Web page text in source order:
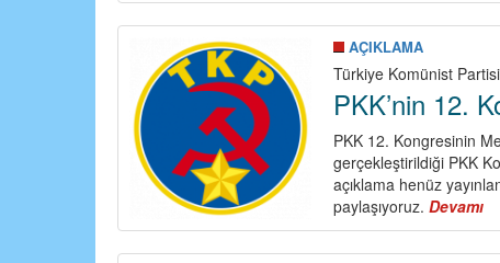
İsrail
Durdurulmalı!
Ortadoğu’da
Emperyalist
Savaşa
Hayır!
AÇIKLAMA
Türkiye Komünist
PKK’nin 12.
PKK 12. Kongresinin
gerçekleştirildiği PKK
açıklama henüz
paylaşıyoruz.Devamı